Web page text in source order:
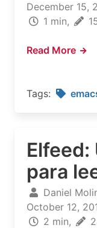
December 15,
1 min,
Read More
Tags:
Elfeed:
para
Daniel
October 12,
2 min,